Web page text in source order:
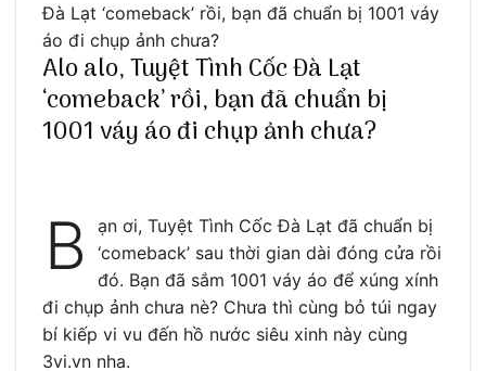
Đà Lạt ‘comeback’ rồi, bạn đã chuẩn bị 1001 váy
áo đi chụp ảnh chưa?
Alo alo, Tuyệt Tình Cốc Đà Lạt
‘comeback’ rồi, bạn đã chuẩn bị
1001 váy áo đi chụp ảnh chưa?
B
ạn ơi, Tuyệt Tình Cốc Đà Lạt đã chuẩn bị
‘comeback’ sau thời gian dài đóng cửa rồi
đó. Bạn đã sắm 1001 váy áo để xúng xính
đi chụp ảnh chưa nè? Chưa thì cùng bỏ túi ngay
bí kiếp vi vu đến hồ nước siêu xinh này cùng
3vi.vn nha.